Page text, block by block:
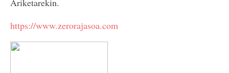
https://www.zerorajasoa.com